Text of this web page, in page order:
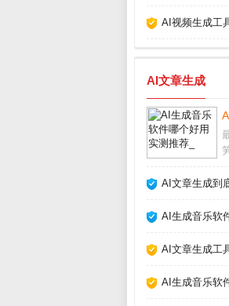
AI视频生成工
AI文章生成
AI文章生成到
AI生成音乐软
AI文章生成工
AI生成音乐软